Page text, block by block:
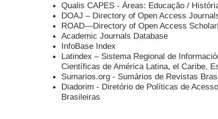
Qualis CAPES - Áreas: Educação /
DOAJ – Directory of Open Access
ROAD—Directory of Open Access
Academic Journals Database
InfoBase Index
Latindex – Sistema Regional de
Científicas de América Latina, el Caribe,
Sumarios.org - Sumários de Revistas
Diadorim - Diretório de Políticas de
Brasileiras